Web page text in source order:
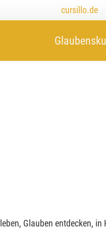
cursillo.de
Glauben entdecken,